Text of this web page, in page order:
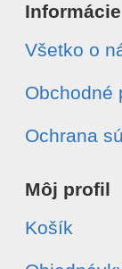
Informácie
Všetko o
Obchodné
Ochrana
Môj profil
Košík